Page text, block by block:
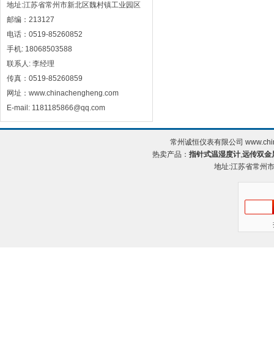
地址:江苏省常州市新北区魏村镇工业园区
邮编：213127
电话：0519-85260852
手机: 18068503588
联系人: 李经理
传真：0519-85260859
网址：www.chinachengheng.com
E-mail: 1181185866@qq.com
常州诚恒仪表有限公司
热卖产品：指针式温湿度计,远传双金
地址:江苏省常州